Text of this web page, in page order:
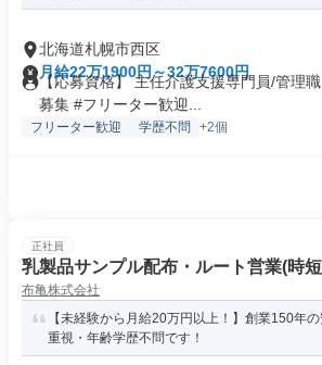
北海道札幌市西区
月給22万1900円～32万7600円
【応募資格】 主任介護支援専門員/管理
募集 #フリーター歓迎...
フリーター歓迎 学歴不問 +2個
正社員
乳製品サンプル配布・ルート営業(時
布亀株式会社
【未経験から月給20万円以上！】創業150年
重視・年齢学歴不問です！